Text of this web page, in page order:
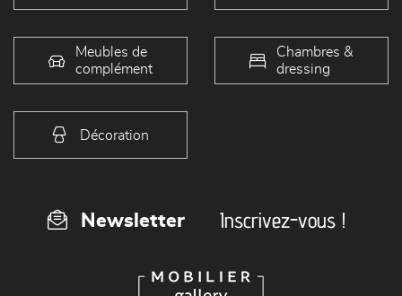
Meubles de
complément
Chambres &
dressing
Décoration
Newsletter Inscrivez-vous !